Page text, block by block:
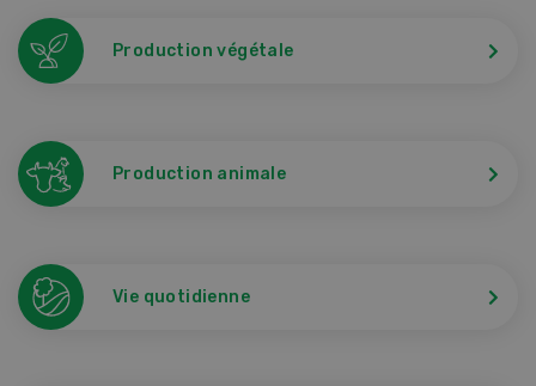
Production végétale
Production animale
Vie quotidienne